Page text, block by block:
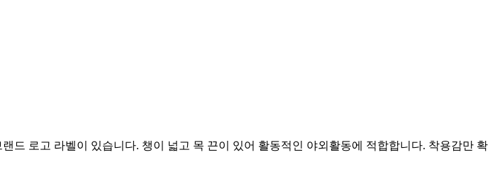
드 로고 라벨이 있습니다. 챙이 넓고 목 끈이 있어 활동적인 야외활동에 적합합니다. 착용감만 확